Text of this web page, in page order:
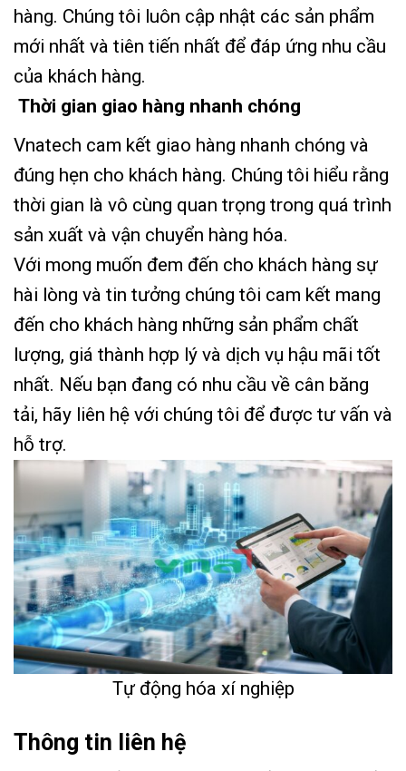
hàng. Chúng tôi luôn cập nhật các sản phẩm
mới nhất và tiên tiến nhất để đáp ứng nhu cầu
của khách hàng.
Thời gian giao hàng nhanh chóng
Vnatech cam kết giao hàng nhanh chóng và
đúng hẹn cho khách hàng. Chúng tôi hiểu rằng
thời gian là vô cùng quan trọng trong quá trình
sản xuất và vận chuyển hàng hóa.
Với mong muốn đem đến cho khách hàng sự
hài lòng và tin tưởng chúng tôi cam kết mang
đến cho khách hàng những sản phẩm chất
lượng, giá thành hợp lý và dịch vụ hậu mãi tốt
nhất. Nếu bạn đang có nhu cầu về cân băng
tải, hãy liên hệ với chúng tôi để được tư vấn và
hỗ trợ.
Tự động hóa xí nghiệp
Thông tin liên hệ